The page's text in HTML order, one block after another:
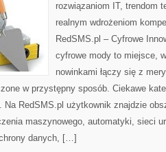
rozwiązaniom IT, trendom
realnym wdrożeniom
RedSMS.pl – Cyfrowe
cyfrowe mody to miejsce,
nowinkami łączy się z
w przystępny sposób. Ciekawe
Na RedSMS.pl użytkownik znajdzie
maszynowego, automatyki, sieci
danych, […]